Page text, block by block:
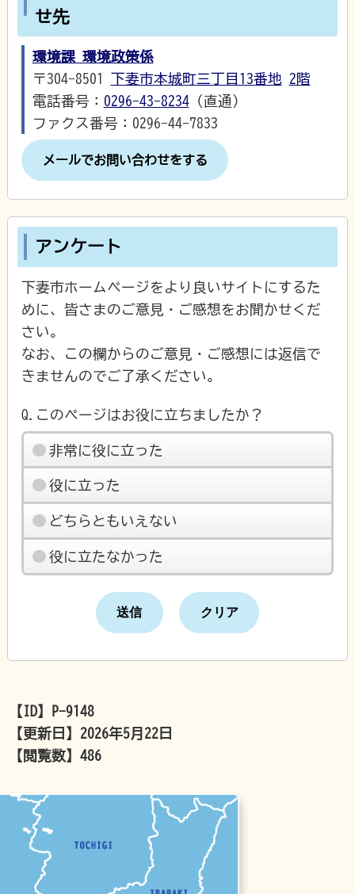
せ先
環境課 環境政策係
〒304-8501 下妻市本城町三丁目13番地 2階
電話番号： 0296-43-8234（直通）
ファクス番号：0296-44-7833
メールでお問い合わせをする
アンケート
下妻市ホームページをより良いサイトにするた
めに、皆さまのご意見・ご感想をお聞かせくだ
さい。
なお、この欄からのご意見・ご感想には返信で
きませんのでご了承ください。
Q.このページはお役に立ちましたか？
非常に役に立った
役に立った
どちらともいえない
役に立たなかった
【ID】
P-9148
【更新日】 2026年5月22日
【閲覧数】486